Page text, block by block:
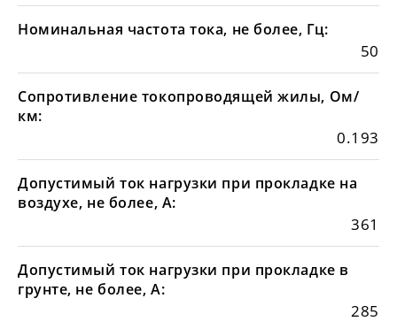
Номинальная частота тока, не более, Гц:
50
Сопротивление токопроводящей жилы, Ом/
км:
0.193
Допустимый ток нагрузки при прокладке на
воздухе, не более, А:
361
Допустимый ток нагрузки при прокладке в
грунте, не более, А:
285